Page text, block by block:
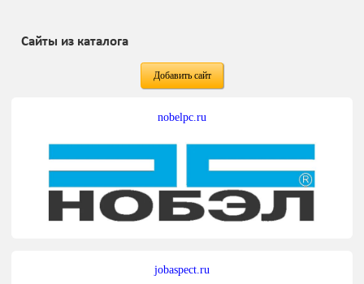
Сайты из каталога
Добавить сайт
nobelpc.ru
jobaspect.ru